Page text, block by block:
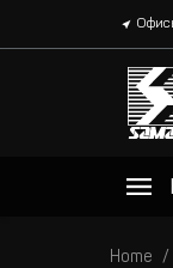
Home